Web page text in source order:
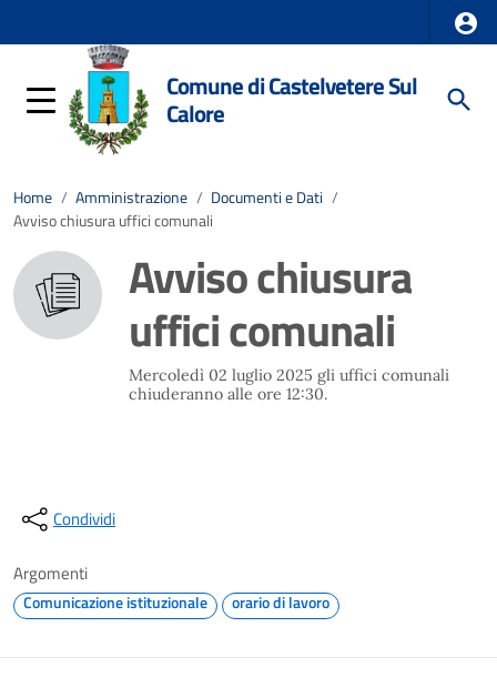
Comune di Castelvetere Sul
Calore
Home / Amministrazione / Documenti e Dati /
Avviso chiusura uffici comunali
Avviso chiusura
uffici comunali
Mercoledì 02 luglio 2025 gli uffici comunali
chiuderanno alle ore 12:30.
Condividi
Argomenti
Comunicazione istituzionale orario di lavoro